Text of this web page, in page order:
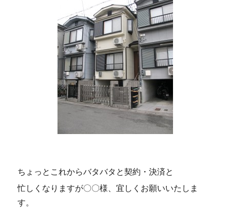
ちょっとこれからバタバタと契約・決済と
忙しくなりますが〇〇様、宜しくお願いいたしま
す。